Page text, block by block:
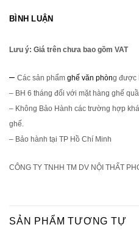
BÌNH LUẬN
Lưu ý: Giá trên chưa bao gồm VAT
– Các sản phẩm ghế văn phòng được
– BH 6 tháng đối với mặt hàng ghế
– Không Bảo Hành các trường hợp
ghế.
– Bảo hành tại TP Hồ Chí Minh
CÔNG TY TNHH TM DV NỘI THẤT
SẢN PHẨM TƯƠNG TỰ